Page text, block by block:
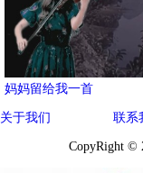
妈妈留给我一首
关于我们 联系
CopyRight ©